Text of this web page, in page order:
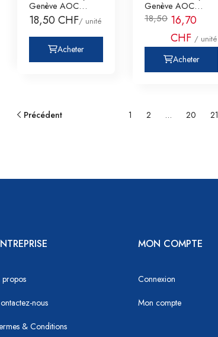
Genève AOC
Domaine de la
Roche, Sa
18,50 CHF/ unité
Acheter
Genève AOC
Domaine de la
Roche, Sa
18,50 16,70
CHF / unité
Acheter
Précédent 1 2 … 20 21
propos
nous
& Conditions
MON COMPTE
Connexion
Mon compte